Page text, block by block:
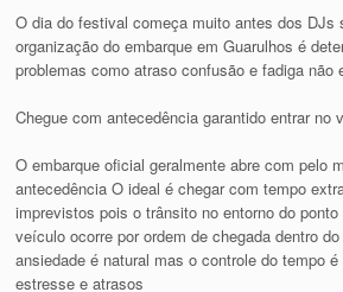
O dia do festival começa muito antes dos DJs
organização do embarque em Guarulhos é
problemas como atraso confusão e fadiga não
Chegue com antecedência garantido entrar no
O embarque oficial geralmente abre com pelo
antecedência O ideal é chegar com tempo
imprevistos pois o trânsito no entorno do
veículo ocorre por ordem de chegada dentro
ansiedade é natural mas o controle do tempo
estresse e atrasos